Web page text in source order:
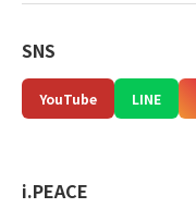
SNS
YouTube LINE
i.PEACE